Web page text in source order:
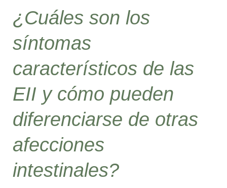
¿Cuáles son los
síntomas
característicos de las
EII y cómo pueden
diferenciarse de otras
afecciones
intestinales?